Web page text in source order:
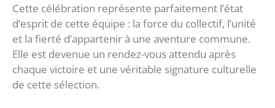
Cette célébration représente parfaitement l’état
d’esprit de cette équipe : la force du collectif, l’unité
et la fierté d’appartenir à une aventure commune.
Elle est devenue un rendez-vous attendu après
chaque victoire et une véritable signature culturelle
de cette sélection.